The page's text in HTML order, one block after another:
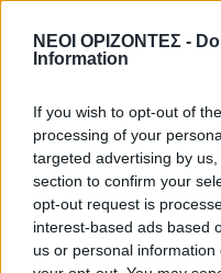
ΝΕΟΙ ΟΡΙΖΟΝΤΕΣ -
Information
If you wish to opt-out of
processing of your
targeted advertising by
section to confirm your
opt-out request is
interest-based ads based
us or personal
ΜΑΤΙΕΣ ΣΤΟ
Μπλεκ:
8
ΚΡΗΤΗ
Κρήτη: O
8